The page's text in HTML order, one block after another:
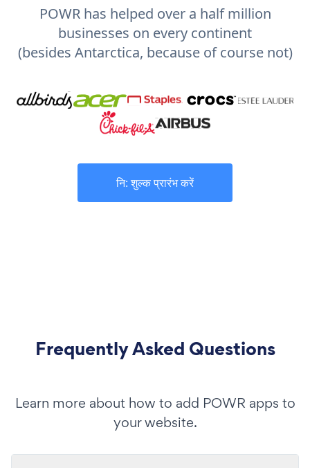
POWR has helped over a half million
businesses on every continent
(besides Antarctica, because of course not)
नि: शुल्क प्रारंभ करें
Frequently Asked Questions
Learn more about how to add POWR apps to
your website.